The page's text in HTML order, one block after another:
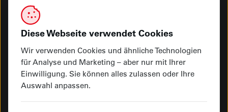
Ihre Zahlungsmöglichkeiten
Abholung oder Lieferung
Diese Webseite verwendet Cookies
Wir verwenden Cookies und ähnliche Technologien
für Analyse und Marketing – aber nur mit Ihrer
Einwilligung. Sie können alles zulassen oder Ihre
Auswahl anpassen.